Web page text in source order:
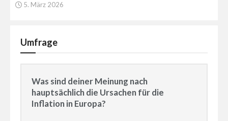
5. März 2026
Umfrage
Was sind deiner Meinung nach
hauptsächlich die Ursachen für die
Inflation in Europa?